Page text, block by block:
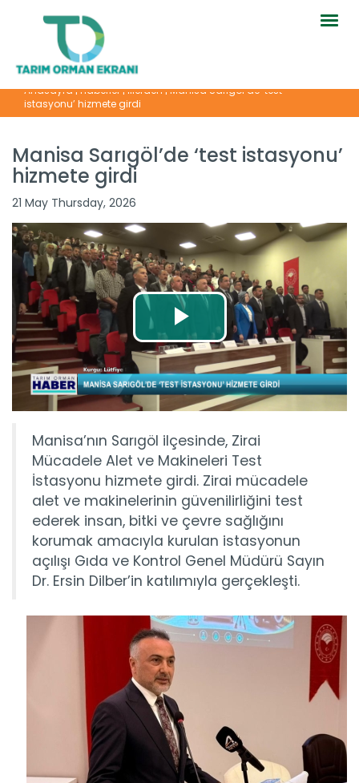
Anasayfa|Haberler|İllerden|Manisa Sarıgöl’de ‘test
istasyonu’ hizmete girdi
Manisa Sarıgöl’de ‘test istasyonu’
hizmete girdi
21 May Thursday, 2026
Manisa’nın Sarıgöl ilçesinde, Zirai
Mücadele Alet ve Makineleri Test
İstasyonu hizmete girdi. Zirai mücadele
alet ve makinelerinin güvenilirliğini test
ederek insan, bitki ve çevre sağlığını
korumak amacıyla kurulan istasyonun
açılışı Gıda ve Kontrol Genel Müdürü Sayın
Dr. Ersin Dilber’in katılımıyla gerçekleşti.